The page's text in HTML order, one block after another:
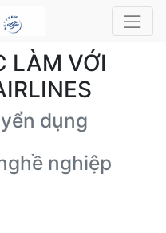
LÀM VỚI
dụng
nghiệp